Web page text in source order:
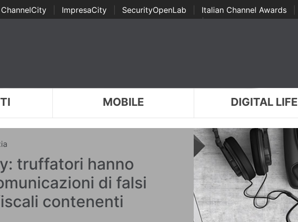
ChannelCity ImpresaCity SecurityOpenLab Italian Channel Awards
Awards | ...
MOBILE DIGITAL LIFE
truffatori hanno
di falsi
contenenti